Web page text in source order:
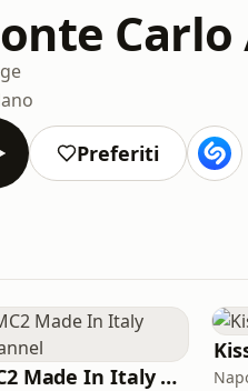
Carlo
Preferiti
MC2 Made In Italy Channel